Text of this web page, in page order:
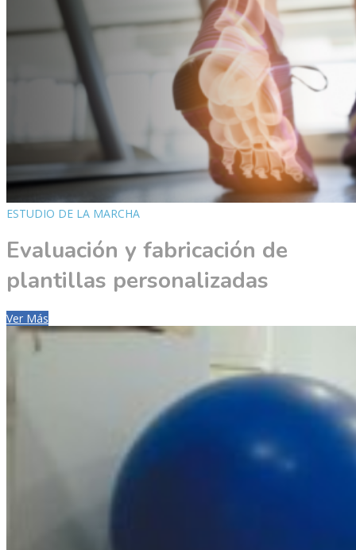
ESTUDIO DE LA MARCHA
Evaluación y fabricación de
plantillas personalizadas
Ver Más